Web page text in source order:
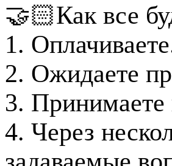
🤝🏻Как все
1.
2. Ожидаете
3. Принимаете
4. Через